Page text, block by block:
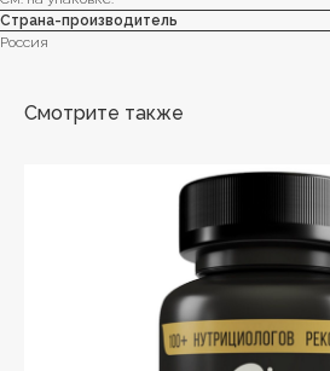
Страна-производитель
Россия
Смотрите также